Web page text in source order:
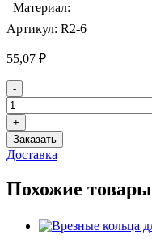
Материал:
Артикул: R2-6
55,07 ₽
Количество
товара
Кольцо
врезное
для
трубного
DKOL
-
+
Заказать
Доставка
Похожие товары